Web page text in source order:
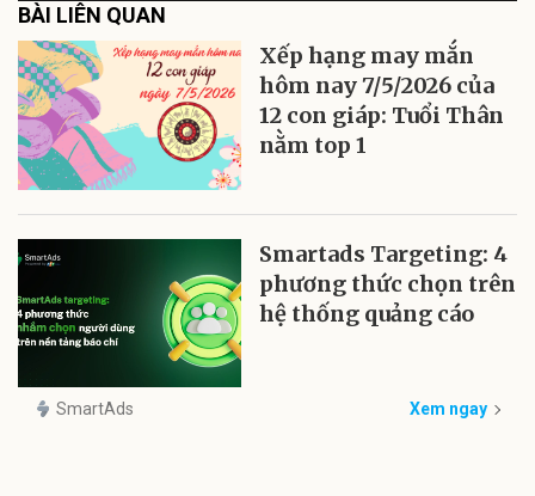
BÀI LIÊN QUAN
Xếp hạng may mắn
hôm nay 7/5/2026 của
12 con giáp: Tuổi Thân
nằm top 1
Smartads Targeting: 4
phương thức chọn trên
hệ thống quảng cáo
SmartAds Xem ngay